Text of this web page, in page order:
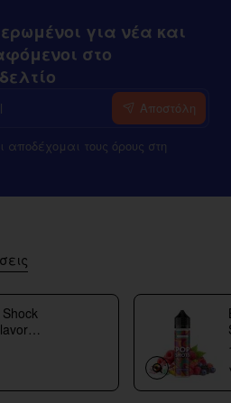
για νέα και
στο
Αποστόλη
αποδέχομαι τους όρους στη